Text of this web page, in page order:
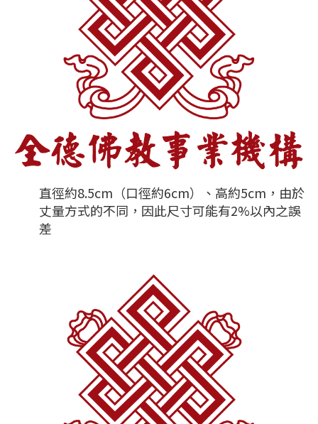
直徑約8.5cm（口徑約6cm）、高約5cm，由於
丈量方式的不同，因此尺寸可能有2%以內之誤
差